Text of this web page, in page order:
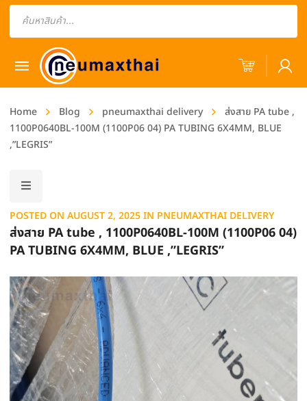
Products
search
Home Blog pneumaxthai delivery
ส่งสาย PA tube ,
1100P0640BL-100M (1100P06 04) PA TUBING 6X4MM, BLUE
,”LEGRIS”
POSTED ON AUGUST 2, 2025IN PNEUMAXTHAI DELIVERY
ส่งสาย PA tube , 1100P0640BL-100M (1100P06 04)
PA TUBING 6X4MM, BLUE ,”LEGRIS”